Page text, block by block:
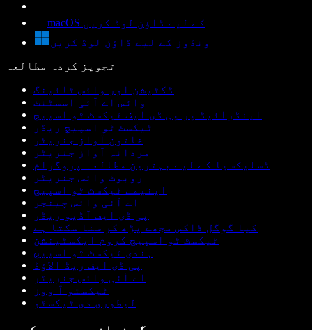
macOS کے لیے ڈاؤن لوڈ کریں
ونڈوز کے لیے ڈاؤن لوڈ کریں
تجویز کردہ مطالعہ
ڈکٹیشن اور وائس ٹائپنگ
وائس اے آئی اسسٹنٹ
اینڈرائیڈ پر پی ڈی ایف ٹیکسٹ ٹو اسپیچ
ٹیکسٹ ٹو اسپیچ ریڈر
خاتون آواز جنریٹر
مردانہ آواز جنریٹر
ڈسلیکسیا کے لیے بہترین مطالعہ پروگرام
روبوٹ وائس جنریٹر
اینیمے ٹیکسٹ ٹو اسپیچ
اے آئی وائس چینجر
پی ڈی ایف آڈیو ریڈر
کیا گوگل ڈاکس مجھے پڑھ کر سنا سکتا ہے
ٹیکسٹ ٹو اسپیچ کروم ایکسٹینشن
ہندی ٹیکسٹ ٹو اسپیچ
پی ڈی ایف ریڈ الاؤڈ
اے آئی وائس جنریٹر
ٹیکستو آ ووز
لیطوری دی ٹیکسٹو